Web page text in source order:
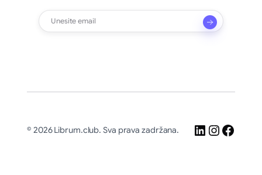
© 2026 Librum.club. Sva prava zadržana. LinkedIn